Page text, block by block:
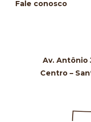
Fale conosco
Av. Antônio
Centro –